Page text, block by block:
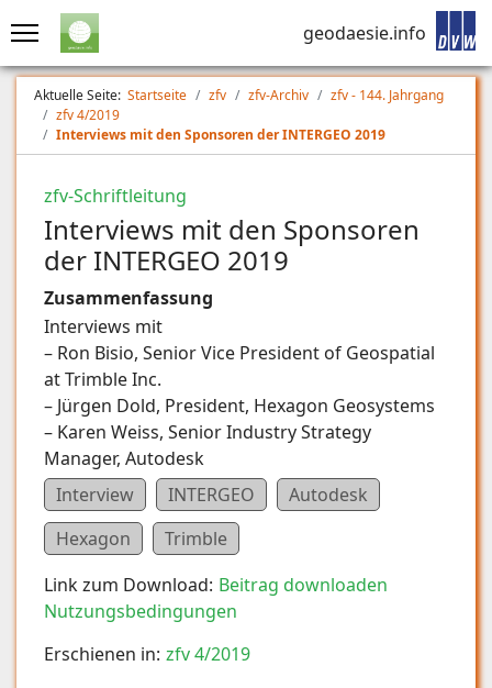
geodaesie.info
Aktuelle Seite: Startseite zfv zfv-Archiv
zfv - 144. Jahrgang
zfv 4/2019
Interviews mit den Sponsoren der INTERGEO 2019
zfv-Schriftleitung
Interviews mit den Sponsoren
der INTERGEO 2019
Zusammenfassung
Interviews mit
– Ron Bisio, Senior Vice President of Geospatial
at Trimble Inc.
– Jürgen Dold, President, Hexagon Geosystems
– Karen Weiss, Senior Industry Strategy
Manager, Autodesk
Interview
INTERGEO
Autodesk
Hexagon
Trimble
Link zum Download: Beitrag downloaden
Nutzungsbedingungen
Erschienen in: zfv 4/2019